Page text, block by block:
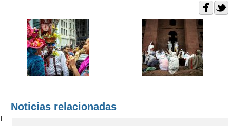
Noticias relacionadas